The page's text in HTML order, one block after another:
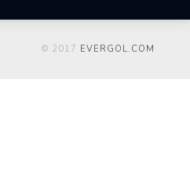
© 2017 EVERGOL.COM